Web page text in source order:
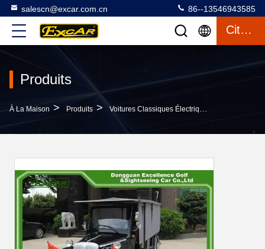
salescn@excar.com.cn 86--13546943585
Citation
Produits
À La Maison > Produits > Voitures Classiques Électriques